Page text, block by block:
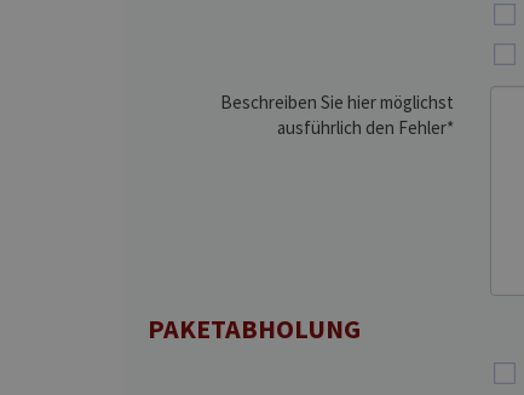
Beschreiben Sie hier möglichst
ausführlich den Fehler*
PAKETABHOLUNG